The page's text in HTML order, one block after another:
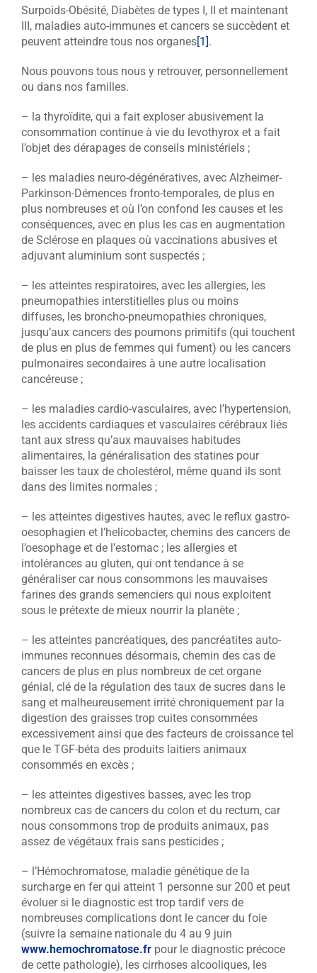
Surpoids-Obésité, Diabètes de types I, II et maintenant
III, maladies auto-immunes et cancers se succèdent et
peuvent atteindre tous nos organes[1].
Nous pouvons tous nous y retrouver, personnellement
ou dans nos familles.
– la thyroïdite, qui a fait exploser abusivement la
consommation continue à vie du levothyrox et a fait
l’objet des dérapages de conseils ministériels ;
– les maladies neuro-dégénératives, avec Alzheimer-
Parkinson-Démences fronto-temporales, de plus en
plus nombreuses et où l’on confond les causes et les
conséquences, avec en plus les cas en augmentation
de Sclérose en plaques où vaccinations abusives et
adjuvant aluminium sont suspectés ;
– les atteintes respiratoires, avec les allergies, les
pneumopathies interstitielles plus ou moins
diffuses, les broncho-pneumopathies chroniques,
jusqu’aux cancers des poumons primitifs (qui touchent
de plus en plus de femmes qui fument) ou les cancers
pulmonaires secondaires à une autre localisation
cancéreuse ;
– les maladies cardio-vasculaires, avec l’hypertension,
les accidents cardiaques et vasculaires cérébraux liés
tant aux stress qu’aux mauvaises habitudes
alimentaires, la généralisation des statines pour
baisser les taux de cholestérol, même quand ils sont
dans des limites normales ;
– les atteintes digestives hautes, avec le reflux gastro-
oesophagien et l’helicobacter, chemins des cancers de
l’oesophage et de l’estomac ; les allergies et
intolérances au gluten, qui ont tendance à se
généraliser car nous consommons les mauvaises
farines des grands semenciers qui nous exploitent
sous le prétexte de mieux nourrir la planète ;
– les atteintes pancréatiques, des pancréatites auto-
immunes reconnues désormais, chemin des cas de
cancers de plus en plus nombreux de cet organe
génial, clé de la régulation des taux de sucres dans le
sang et malheureusement irrité chroniquement par la
digestion des graisses trop cuites consommées
excessivement ainsi que des facteurs de croissance tel
que le TGF-béta des produits laitiers animaux
consommés en excès ;
– les atteintes digestives basses, avec les trop
nombreux cas de cancers du colon et du rectum, car
nous consommons trop de produits animaux, pas
assez de végétaux frais sans pesticides ;
– l’Hémochromatose, maladie génétique de la
surcharge en fer qui atteint 1 personne sur 200 et peut
évoluer si le diagnostic est trop tardif vers de
nombreuses complications dont le cancer du foie
(suivre la semaine nationale du 4 au 9 juin
www.hemochromatose.fr pour le diagnostic précoce
de cette pathologie), les cirrhoses alcooliques, les